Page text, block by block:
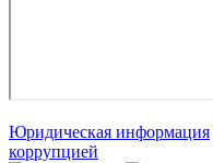
Юридическая информация
коррупцией